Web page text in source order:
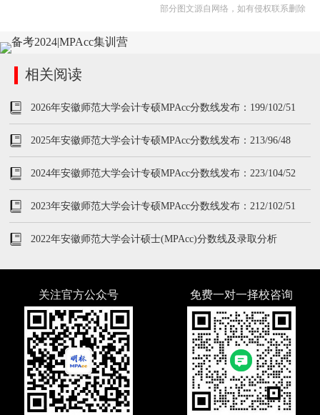
部分图文源自网络，如有侵权联系删除
相关阅读
2026年安徽师范大学会计专硕MPAcc分数线发布：199/102/51
2025年安徽师范大学会计专硕MPAcc分数线发布：213/96/48
2024年安徽师范大学会计专硕MPAcc分数线发布：223/104/52
2023年安徽师范大学会计专硕MPAcc分数线发布：212/102/51
2022年安徽师范大学会计硕士(MPAcc)分数线及录取分析
关注官方公众号 免费一对一择校咨询